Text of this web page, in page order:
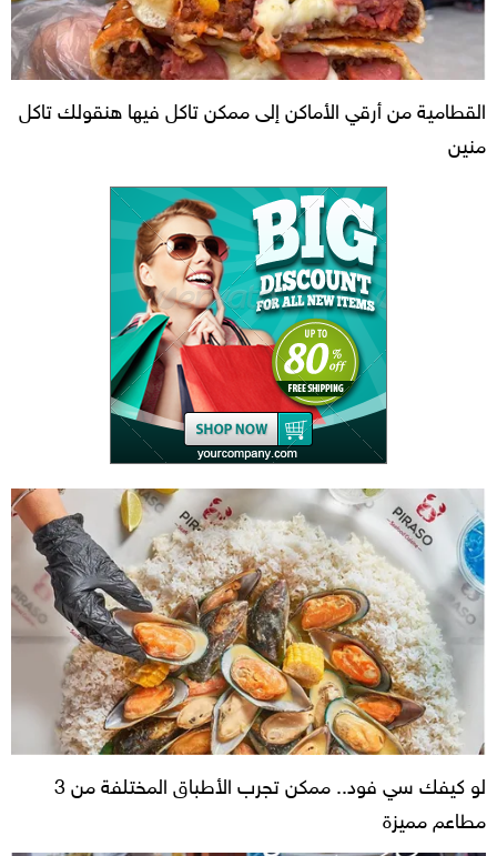
القطامية من أرقي الأماكن إلى ممكن تاكل فيها هنقولك تاكل
منين
لو كيفك سي فود.. ممكن تجرب الأطباق المختلفة من 3
مطاعم مميزة